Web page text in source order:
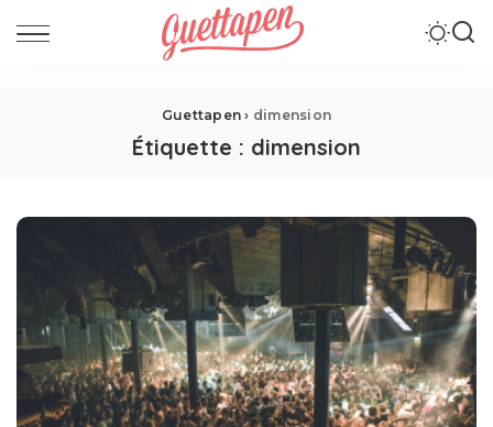
Guettapen › dimension
Étiquette : dimension